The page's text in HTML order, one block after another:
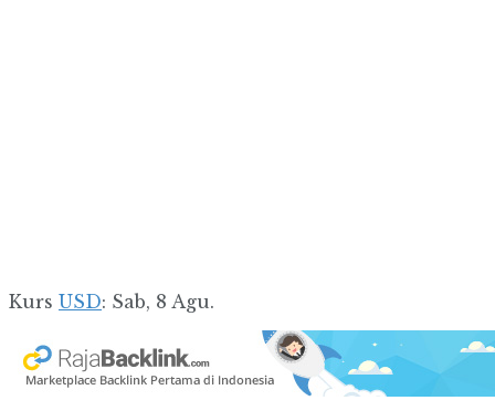
Kurs USD: Sab, 8 Agu.